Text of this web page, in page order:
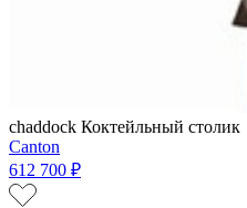
chaddock Коктейльный столик
Canton
612 700 ₽